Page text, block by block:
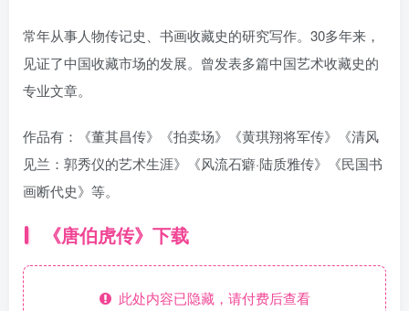
常年从事人物传记史、书画收藏史的研究写作。30多年来，
见证了中国收藏市场的发展。曾发表多篇中国艺术收藏史的
专业文章。
作品有：《董其昌传》《拍卖场》《黄琪翔将军传》《清风
见兰：郭秀仪的艺术生涯》《风流石癖·陆质雅传》《民国书
画断代史》等。
《唐伯虎传》下载
此处内容已隐藏，请付费后查看